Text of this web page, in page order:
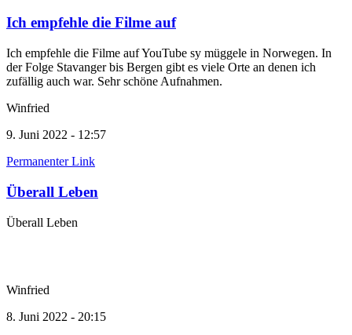
Ich empfehle die Filme auf
Ich empfehle die Filme auf YouTube sy müggele in Norwegen. In
der Folge Stavanger bis Bergen gibt es viele Orte an denen ich
zufällig auch war. Sehr schöne Aufnahmen.
Winfried
9. Juni 2022 - 12:57
Permanenter Link
Überall Leben
Überall Leben
Winfried
8. Juni 2022 - 20:15